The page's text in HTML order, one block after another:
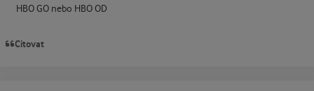
HBO GO nebo HBO OD
Citovat